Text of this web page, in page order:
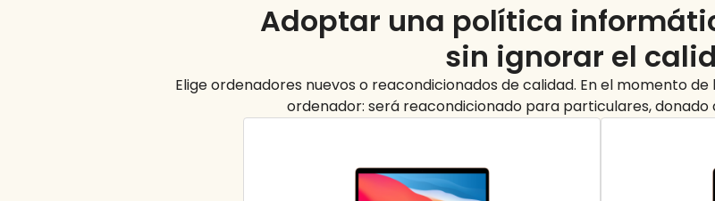
Adoptar una política
sin ignorar el
Elige ordenadores nuevos o reacondicionados de calidad. En el momento
ordenador: será reacondicionado para particulares, donado